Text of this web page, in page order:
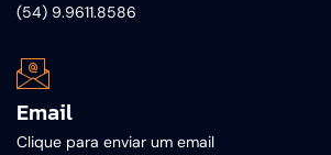
(54) 9.9611.8586
Email
Clique para enviar um email